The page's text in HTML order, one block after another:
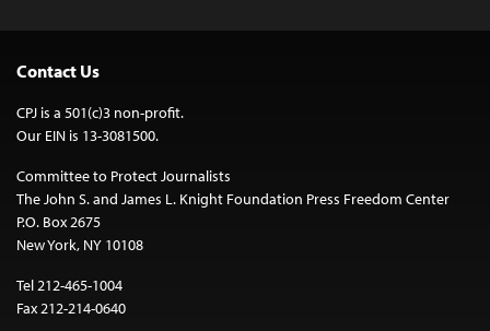
Contact Us
CPJ is a 501(c)3 non-profit.
Our EIN is 13-3081500.
Committee to Protect Journalists
The John S. and James L. Knight Foundation Press Freedom Center
P.O. Box 2675
New York, NY 10108
Tel 212-465-1004
Fax 212-214-0640